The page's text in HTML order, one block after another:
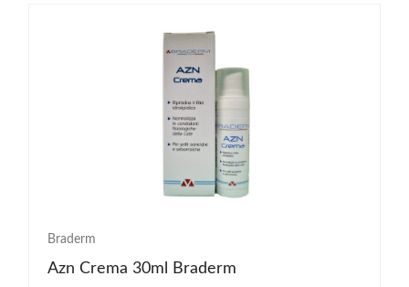
Braderm
Azn Crema 30ml Braderm